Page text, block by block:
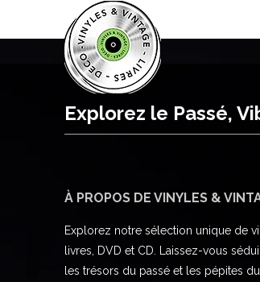
Explorez le Passé,
À PROPOS DE VINYLES &
Explorez notre sélection unique de
livres, DVD et CD. Laissez-vous
les trésors du passé et les pépites du